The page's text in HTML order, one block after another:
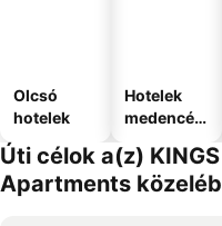
Olcsó
hotelek
Hotelek
medencév
Úti célok a(z)
Apartments